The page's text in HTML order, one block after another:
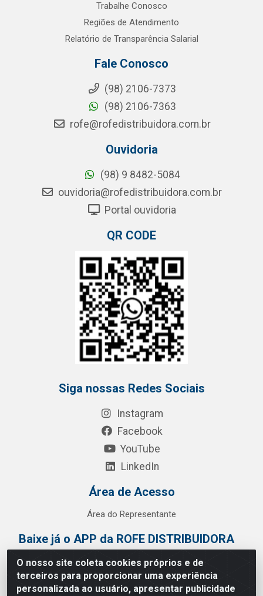
O nosso site coleta cookies próprios e de
terceiros para proporcionar uma experiência
personalizada ao usuário, apresentar publicidade
Trabalhe Conosco
Regiões de Atendimento
Relatório de Transparência Salarial
Fale Conosco
(98) 2106-7373
(98) 2106-7363
rofe@rofedistribuidora.com.br
Ouvidoria
(98) 9 8482-5084
ouvidoria@rofedistribuidora.com.br
Portal ouvidoria
QR CODE
Siga nossas Redes Sociais
Instagram
Facebook
YouTube
LinkedIn
Área de Acesso
Área do Representante
Baixe já o APP da ROFE DISTRIBUIDORA